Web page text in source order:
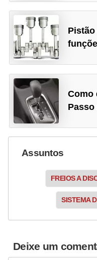
Como
Passo
Assuntos
FREIOS A
SISTEMA
Deixe um